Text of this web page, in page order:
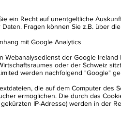
ein Recht auf unentgeltliche
Fragen können Sie z.B. über
mit Google Analytics
Webanalysedienst der Google
oder der Schweiz
werden nachfolgend "Google"
die auf dem Computer
ermöglichen. Die durch das
IP-Adresse) werden in der